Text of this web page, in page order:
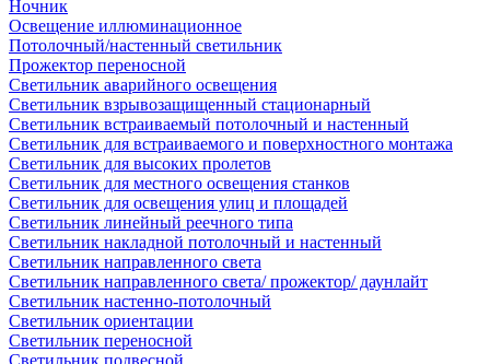
Ночник
Освещение иллюминационное
Потолочный/настенный светильник
Прожектор переносной
Светильник аварийного освещения
Светильник взрывозащищенный стационарный
Светильник встраиваемый потолочный и настенный
Светильник для встраиваемого и поверхностного монтажа
Светильник для высоких пролетов
Светильник для местного освещения станков
Светильник для освещения улиц и площадей
Светильник линейный реечного типа
Светильник накладной потолочный и настенный
Светильник направленного света
Светильник направленного света/ прожектор/ даунлайт
Светильник настенно-потолочный
Светильник ориентации
Светильник переносной
Светильник подвесной